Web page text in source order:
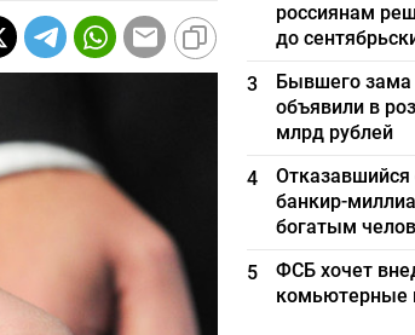
россиянам
до
3
Бывшего зама
объявили в
млрд рублей
4
Отказавшийся
банкир-
богатым
5
ФСБ хочет
комьютерные